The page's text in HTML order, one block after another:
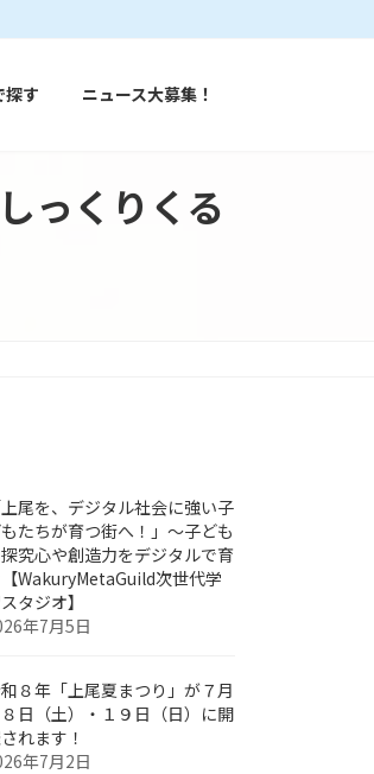
探す ニュース大募集！
っくりくる
上尾を、デジタル社会に強い子
たちが育つ街へ！」〜子ども
究心や創造力をデジタルで育
WakuryMetaGuild次世代学
タジオ】
年7月5日
８年「上尾夏まつり」が７月
８日（土）・１９日（日）に開
れます！
年7月2日